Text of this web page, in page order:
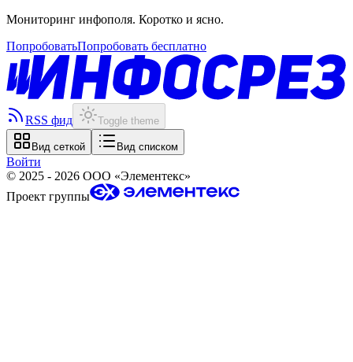
Мониторинг инфополя. Коротко и ясно.
ПопробоватьПопробовать бесплатно
RSS фид Toggle theme
Вид сеткой Вид списком
Войти
© 2025 - 2026 ООО «Элементекс»
Проект группы